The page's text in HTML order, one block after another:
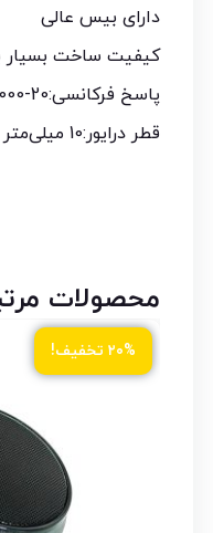
دارای بیس عالی
کیفیت ساخت بسیار
پاسخ فرکانسی:20-20000 هرتز
قطر درایور:10 میلی‌متر
محصولات
۲۰% تخفیف!